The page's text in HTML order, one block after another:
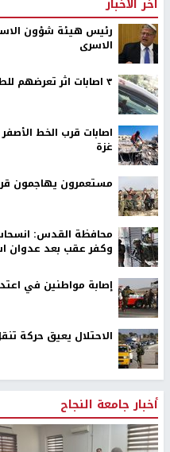
رئيس هيئة شؤون
الاسرى
٣ اصابات اثر تعرضهم للطعن في مدينة الطيبة
اصابات قرب الخط
غزة
مستعمرون يهاجمون
محافظة القدس:
وكفر عقب بعد عدوان
إصابة مواطنين في
الاحتلال يعيق حركة
أخبار جامعة النجاح